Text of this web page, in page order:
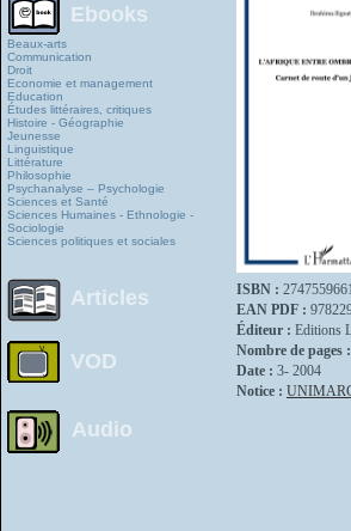
Ebooks
Beaux-arts
Communication
Droit
Economie et management
Education
Études littéraires, critiques
Histoire - Géographie
Jeunesse
Linguistique
Littérature
Philosophie
Psychanalyse – Psychologie
Sciences et Santé
Sciences Humaines - Ethnologie -
Sociologie
Sciences politiques et sociales
Articles
VOD
Audio
ISBN :
EAN PDF :
Éditeur : Editions
Nombre de pages :
Date : 3- 2004
Notice :